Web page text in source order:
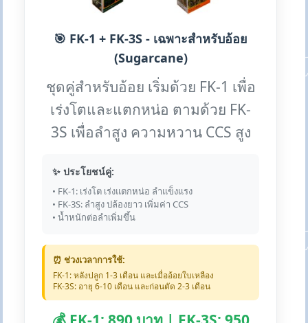
🎯 FK-1 + FK-3S - เฉพาะสำหรับอ้อย
(Sugarcane)
ชุดคู่สำหรับอ้อย เริ่มด้วย FK-1 เพื่อ
เร่งโตและแตกหน่อ ตามด้วย FK-
3S เพื่อลำสูง ความหวาน CCS สูง
✨ ประโยชน์คู่:
• FK-1: เร่งโต เร่งแตกหน่อ ลำแข็งแรง
• FK-3S: ลำสูง ปล้องยาว เพิ่มค่า CCS
• น้ำหนักต่อลำเพิ่มขึ้น
⏰ ช่วงเวลาการใช้:
FK-1: หลังปลูก 1-3 เดือน และเมื่ออ้อยใบเหลือง
FK-3S: อายุ 6-10 เดือน และก่อนตัด 2-3 เดือน